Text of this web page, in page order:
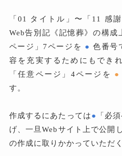
「01 タイトル」〜「11 感
Web告別記《記憶葬》の構
ページ」7ページを ● 色番号
容を充実するためにもでき
「任意ページ」4ページを ●
す。
作成するにあたっては●
「必
げ、一旦Webサイト上で公開
の作成に取りかかっていただ